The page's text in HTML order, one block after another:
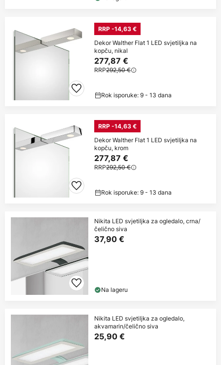
RRP -14,63 €
Dekor Walther Flat 1 LED svjetiljka na
kopču, nikal
277,87 €
RRP292,50 €
Rok isporuke: 9 - 13 dana
RRP -14,63 €
Dekor Walther Flat 1 LED svjetiljka na
kopču, krom
277,87 €
RRP292,50 €
Rok isporuke: 9 - 13 dana
Nikita LED svjetiljka za ogledalo, crna/
čelično siva
37,90 €
Na lageru
Nikita LED svjetiljka za ogledalo,
akvamarin/čelično siva
25,90 €